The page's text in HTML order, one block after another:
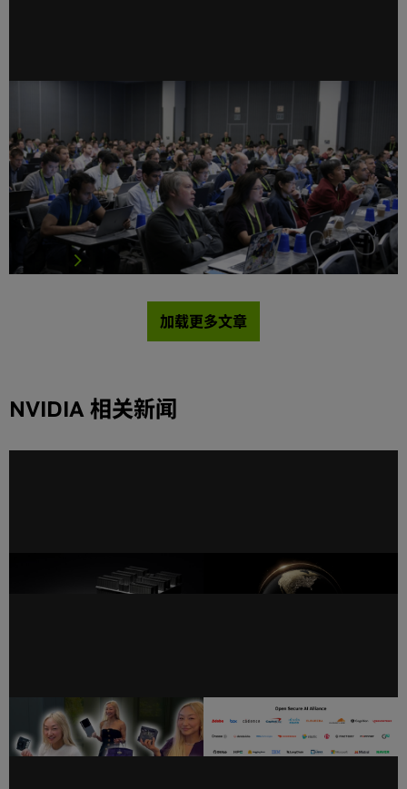
200万注册开发者与无数突破：NVIDIA开发者计划的
“高光时刻”NVIDIA 开发者团队每年都以更快的速度不
断壮大，随着开发者人数达到200万，这些NVIDIA开
发者们所追求着的“突破”也达到前所未有的量级。
每个人都难免遇到问题——无论是最前沿的物理学挑战、亟需
控制的新冠肺炎疫情，还是整理杂乱的乐高玩具零件，创新
者们…
加载更多文章
NVIDIA 相关新闻
随着 AI 对内存的需求不断增
加，存储方案迎来升级
AI 领导者提出 SAFE 指南，旨
在提高网络安全透明度
极致算力，小巧且“稳” —— 用
NVIDIA Jetson 随时随地构建
AI
行业领导者携手成立“开放安
全 AI 联盟”，推动 AI 安全和
保障发展